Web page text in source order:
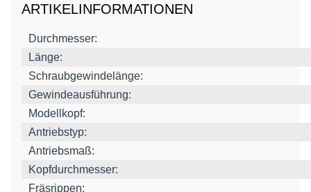
ARTIKELINFORMATIONEN
Durchmesser:
Länge:
Schraubgewindelänge:
Gewindeausführung:
Modellkopf:
Antriebstyp:
Antriebsmaß:
Kopfdurchmesser:
Fräsrippen: